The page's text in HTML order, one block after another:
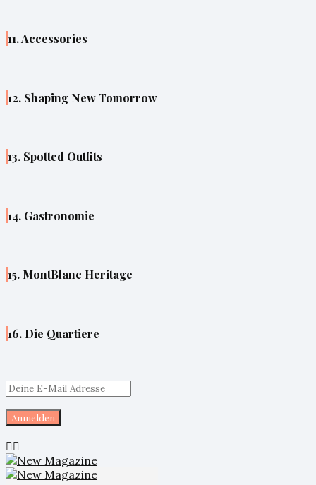
11. Accessories
12. Shaping New Tomorrow
13. Spotted Outfits
14. Gastronomie
15. MontBlanc Heritage
16. Die Quartiere